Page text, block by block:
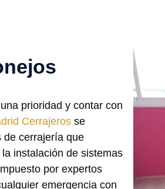
prioridad y contar con
Cerrajeros se
de cerrajería que
la instalación de sistemas
por expertos
emergencia con